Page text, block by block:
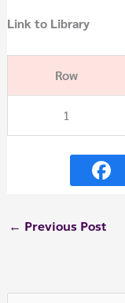
Link to Library
Row
1
← Previous Post